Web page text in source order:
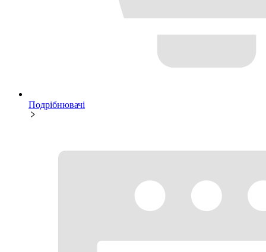
Подрібнювачі